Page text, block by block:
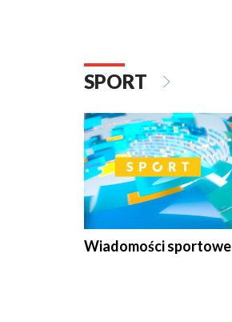
SPORT
Wiadomości sportowe